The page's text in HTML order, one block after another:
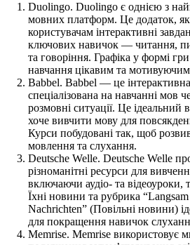
Duolingo. Duolingo є однією з
мовних платформ. Це додаток,
користувачам інтерактивні
ключових навичок — читання,
та говоріння. Графіка у формі
навчання цікавим та
Babbel. Babbel — це
спеціалізована на навчанні мов
розмовні ситуації. Це ідеальний
хоче вивчити мову для
Курси побудовані так, щоб
мовлення та слухання.
Deutsche Welle. Deutsche Welle
різноманітні ресурси для
включаючи аудіо- та відеоуроки,
Їхні новини та рубрика
Nachrichten” (Повільні новини)
для покращення навичок
Memrise. Memrise використовує